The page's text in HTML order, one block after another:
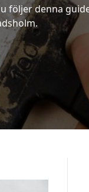
följer denna